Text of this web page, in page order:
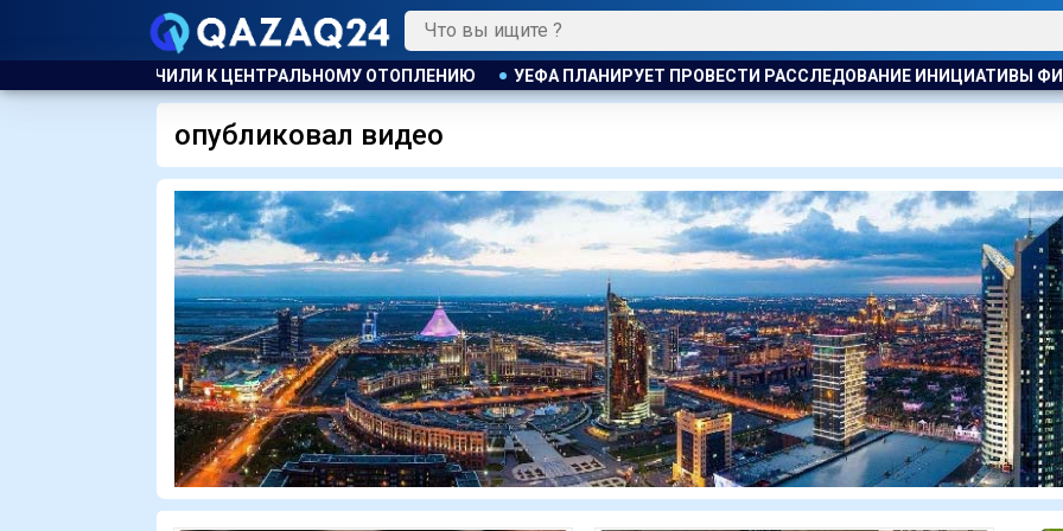
УЕФА ПЛАНИРУЕТ ПРОВЕСТИ РАССЛЕДОВАНИЕ ИНИЦИАТИВЫ ФИФА ПО ПРОДАЖЕ КОММЕРЧЕСКИХ
опубликовал видео